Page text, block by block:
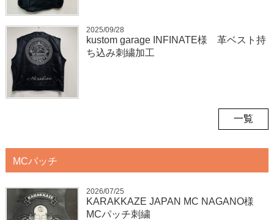
2025/09/28
kustom garage INFINATE様 革ベスト持
ち込み刺繍加工
一覧
MCパッチ
2026/07/25
KARAKKAZE JAPAN MC NAGANO様
MCパッチ刺繍